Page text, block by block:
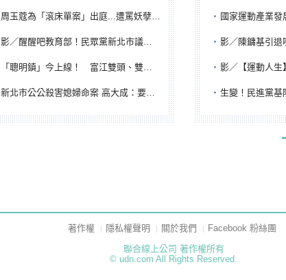
周玉蔻為「滾床單案」出庭...遭罵妖孽下地獄 張淑娟批：舌頭殺人有罪
影／醒醒吧教育部！民眾黨新北市議員參選人提出校園反毒防線升級政見
「聰明鎮」今上線！ 富江雙頭、雙一、人頭氣球全登場
新北市公公殺害媳婦命案 高大成：要害殺多刀顯示怨恨深
國家運動產業發展中
影／陳鏞基引退哽咽
影／【運動人生】從通靈少女
生變！民進黨基隆安樂區議
著作權 隱私權聲明 關於我們
Facebook 粉絲團
聯合線上公司 著作權所有
© udn.com All Rights Reserved.